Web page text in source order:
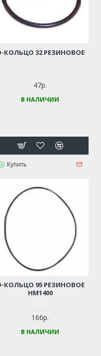
КОЛЬЦО 32 РЕЗИНОВОЕ
47р.
В НАЛИЧИИ
Купить
КОЛЬЦО 95 РЕЗИНОВОЕ
HM1400
166р.
В НАЛИЧИИ